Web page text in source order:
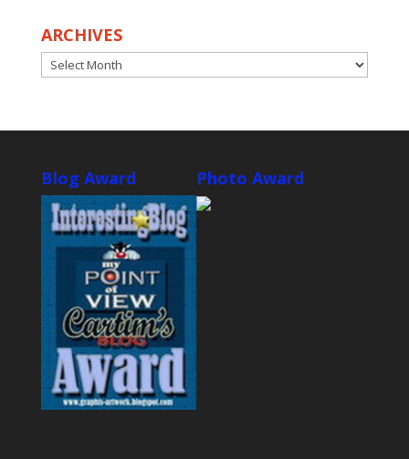
ARCHIVES
ARCHIVES
Blog Award Photo Award